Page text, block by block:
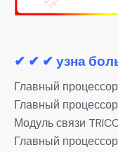
✔ ✔ ✔ узна
Главный
Главный
Модуль связи
Главный